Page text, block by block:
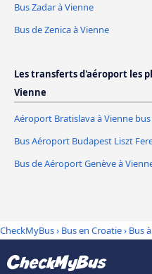
Bus Zadar à Vienne
Bus de Zenica à Vienne
Les transferts d'aéroport les
Vienne
Aéroport Bratislava à Vienne bus
Bus Aéroport Budapest Liszt
Bus de Aéroport Genève à
CheckMyBus› Bus en Croatie› Bus